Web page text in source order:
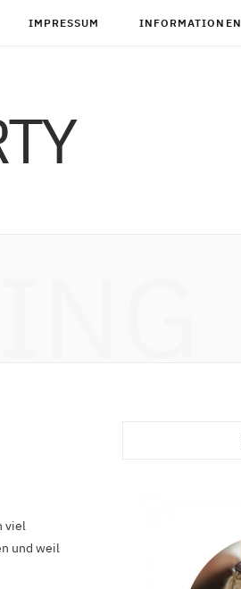
IMPRESSUM INFORMATIONEN
viel
und weil